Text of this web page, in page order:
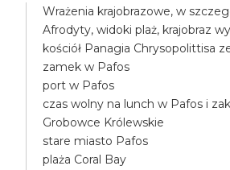
Wrażenia krajobrazowe, w
Afrodyty, widoki plaż, krajobraz
kościół Panagia Chrysopolittisa
zamek w Pafos
port w Pafos
czas wolny na lunch w Pafos i
Grobowce Królewskie
stare miasto Pafos
plaża Coral Bay